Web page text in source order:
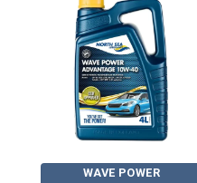
WAVE POWER